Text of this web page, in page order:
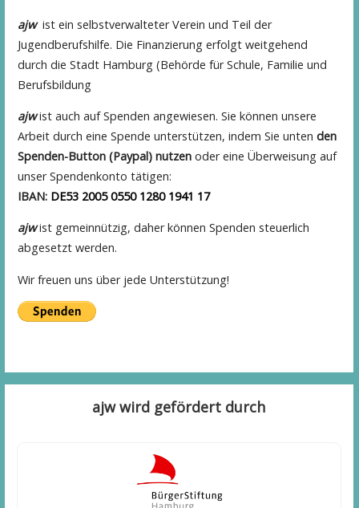
ajw ist ein selbstverwalteter Verein und Teil der
Jugendberufshilfe. Die Finanzierung erfolgt weitgehend
durch die Stadt Hamburg (Behörde für Schule, Familie und
Berufsbildung
ajw ist auch auf Spenden angewiesen. Sie können unsere
Arbeit durch eine Spende unterstützen, indem Sie untenden
Spenden-Button (Paypal) nutzen oder eine Überweisung auf
unser Spendenkonto tätigen:
IBAN: DE53 2005 0550 1280 1941 17
ajw ist gemeinnützig, daher können Spenden steuerlich
abgesetzt werden.
Wir freuen uns über jede Unterstützung!
ajw wird gefördert durch